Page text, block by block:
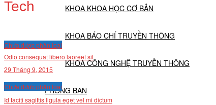
KHOA KHOA HỌC CƠ BẢN
KHOA BÁO CHÍ TRUYỀN THÔNG
KHOA CÔNG NGHỆ TRUYỀN THÔNG
PHÒNG BAN
Tech
Chưa được phân loại
Odio consequat libero laoreet sit
29 Tháng 9, 2015
Chưa được phân loại
Id taciti sagittis ligula eget vel mi dictum